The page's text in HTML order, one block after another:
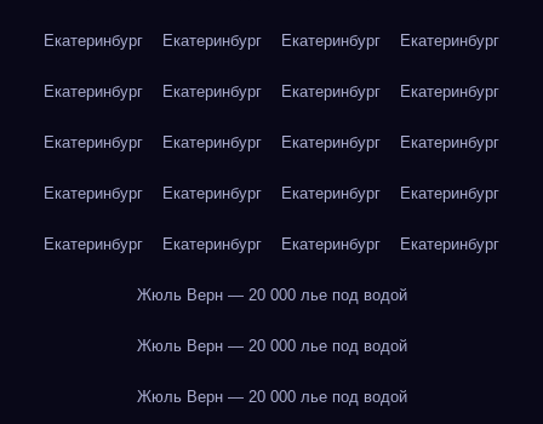
Екатеринбург Екатеринбург Екатеринбург Екатеринбург
Екатеринбург Екатеринбург Екатеринбург Екатеринбург
Екатеринбург Екатеринбург Екатеринбург Екатеринбург
Екатеринбург Екатеринбург Екатеринбург Екатеринбург
Екатеринбург Екатеринбург Екатеринбург Екатеринбург
Жюль Верн — 20 000 лье под водой
Жюль Верн — 20 000 лье под водой
Жюль Верн — 20 000 лье под водой